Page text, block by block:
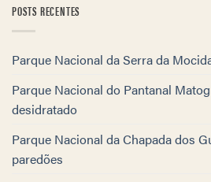
POSTS RECENTES
Parque Nacional da Serra da
Parque Nacional do Pantanal
desidratado
Parque Nacional da Chapada dos
paredões